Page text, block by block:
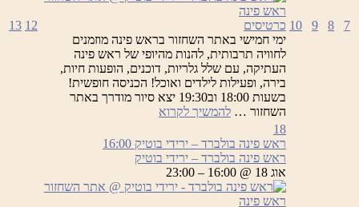
7
8
9
10 כרטיסים
ימי חמישי באתר השחזור בראש פינה מוזמנים
לחוויה תרבותית, להנות מהיופי של ראש פינה
העתיקה, עם שלל גלריות, דוכנים, הופעות חיות,
בירה, ופעילות לילדים ואוכל! הכניסה חופשית!
בשעות 18:00 וב19:30 יצא סיור מודרך באתר
השחזור … להמשיך לקרוא
בולברד
–
ירידי
בוטיק
12
13
18
ראש פינה בולברד – ירידי בוטיק 16:00
ראש פינה בולברד – ירידי בוטיק
אוג 18 @ 16:00 – 23:00